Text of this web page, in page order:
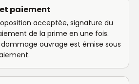
paiement
acceptée, signature du
de la prime en une fois.
ouvrage est émise sous